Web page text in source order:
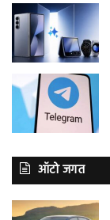
ऑटो जगत